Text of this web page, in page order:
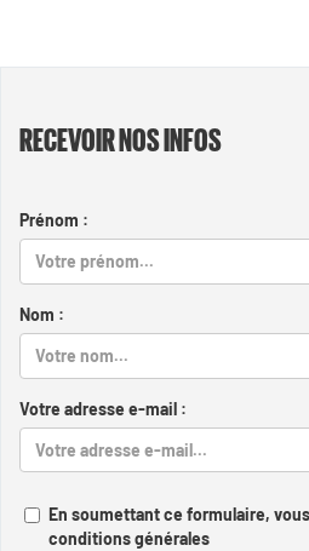
RECEVOIR NOS INFOS
Prénom :
Nom :
Votre adresse e-mail :
En soumettant ce formulaire,
conditions générales